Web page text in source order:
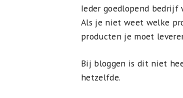
Ieder goedlopend bedrijf
Als je niet weet welke
producten je moet
Bij bloggen is dit niet
hetzelfde.